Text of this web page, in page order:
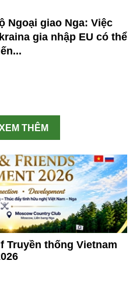
Ngoại giao Nga: Việc
gia nhập EU có thể
THÊM
Truyền thống Vietnam